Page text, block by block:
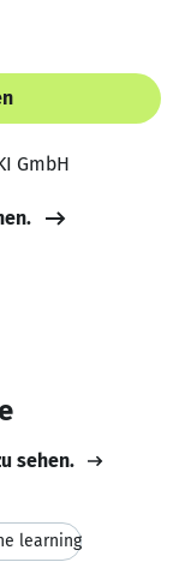
GmbH
sehen.
learning